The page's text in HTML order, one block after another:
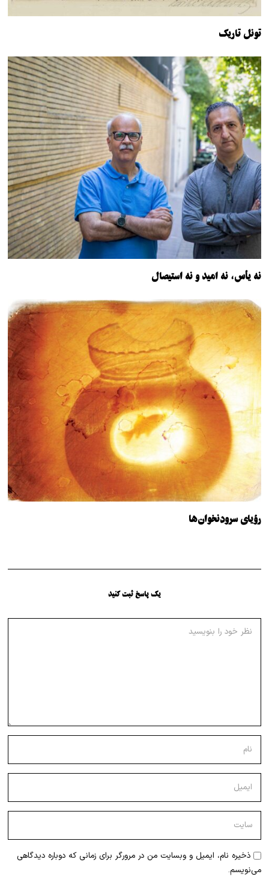
تونل تاریک
نه یأس، نه امید و نه استیصال
رؤیای سرودنخوان‌ها
یک پاسخ ثبت کنید
ذخیره نام، ایمیل و وبسایت من در مرورگر برای زمانی که دوباره دیدگاهی
می‌نویسم.